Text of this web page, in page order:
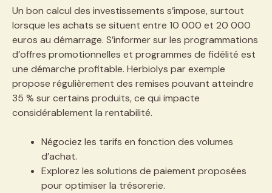
Un bon calcul des investissements s’impose, surtout
lorsque les achats se situent entre 10 000 et 20 000
euros au démarrage. S’informer sur les programmations
d’offres promotionnelles et programmes de fidélité est
une démarche profitable. Herbiolys par exemple
propose régulièrement des remises pouvant atteindre
35 % sur certains produits, ce qui impacte
considérablement la rentabilité.
Négociez les tarifs en fonction des volumes
d’achat.
Explorez les solutions de paiement proposées
pour optimiser la trésorerie.